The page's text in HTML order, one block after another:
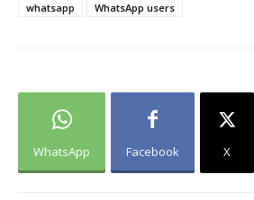
whatsapp
WhatsApp users
WhatsApp Facebook X